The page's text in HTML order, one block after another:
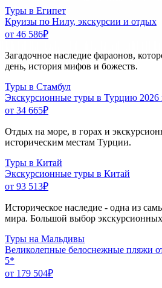
Туры в Египет
Круизы по Нилу, экскурсии и отдых
от 46 586₽
Загадочное наследие фараонов,
день, история мифов и божеств.
Туры в Стамбул
Экскурсионные туры в Турцию 2026
от 34 665₽
Отдых на море, в горах и
историческим местам Турции.
Туры в Китай
Экскурсионные туры в Китай
от 93 513₽
Историческое наследие - одна из
мира. Большой выбор
Туры на Мальдивы
Великолепные белоснежные пляжи
5*
от 179 504₽